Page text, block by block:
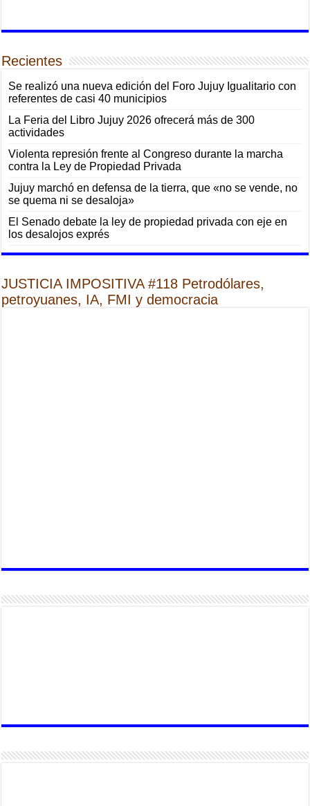
Recientes
Se realizó una nueva edición del Foro Jujuy Igualitario con
referentes de casi 40 municipios
La Feria del Libro Jujuy 2026 ofrecerá más de 300
actividades
Violenta represión frente al Congreso durante la marcha
contra la Ley de Propiedad Privada
Jujuy marchó en defensa de la tierra, que «no se vende, no
se quema ni se desaloja»
El Senado debate la ley de propiedad privada con eje en
los desalojos exprés
JUSTICIA IMPOSITIVA #118 Petrodólares,
petroyuanes, IA, FMI y democracia